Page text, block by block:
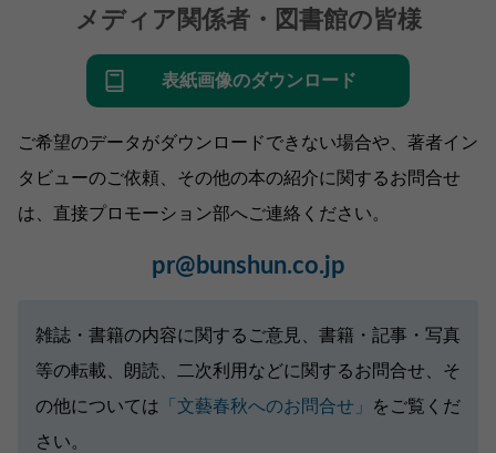
メディア関係者・図書館の皆様
表紙画像のダウンロード
ご希望のデータがダウンロードできない場合や、著者イン
タビューのご依頼、その他の本の紹介に関するお問合せ
は、直接プロモーション部へご連絡ください。
pr@bunshun.co.jp
雑誌・書籍の内容に関するご意見、書籍・記事・写真
等の転載、朗読、二次利用などに関するお問合せ、そ
の他については 「文藝春秋へのお問合せ」
をご覧くだ
さい。